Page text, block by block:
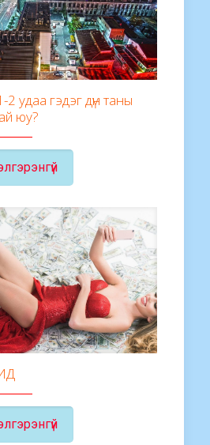
удаа гэдэг дүн таны
юу?